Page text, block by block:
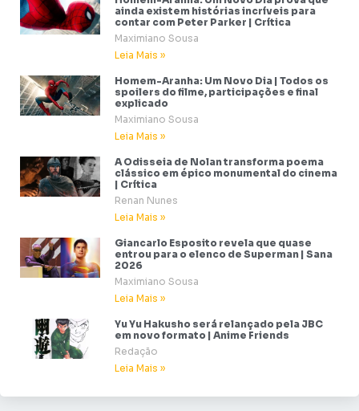
ainda existem histórias incríveis para
contar com Peter Parker | Crítica
Maximiano Sousa
Leia Mais »
Homem-Aranha: Um Novo Dia | Todos os
spoilers do filme, participações e final
explicado
Maximiano Sousa
Leia Mais »
A Odisseia de Nolan transforma poema
clássico em épico monumental do cinema
| Crítica
Renan Nunes
Leia Mais »
Giancarlo Esposito revela que quase
entrou para o elenco de Superman | Sana
2026
Maximiano Sousa
Leia Mais »
Yu Yu Hakusho será relançado pela JBC
em novo formato | Anime Friends
Redação
Leia Mais »